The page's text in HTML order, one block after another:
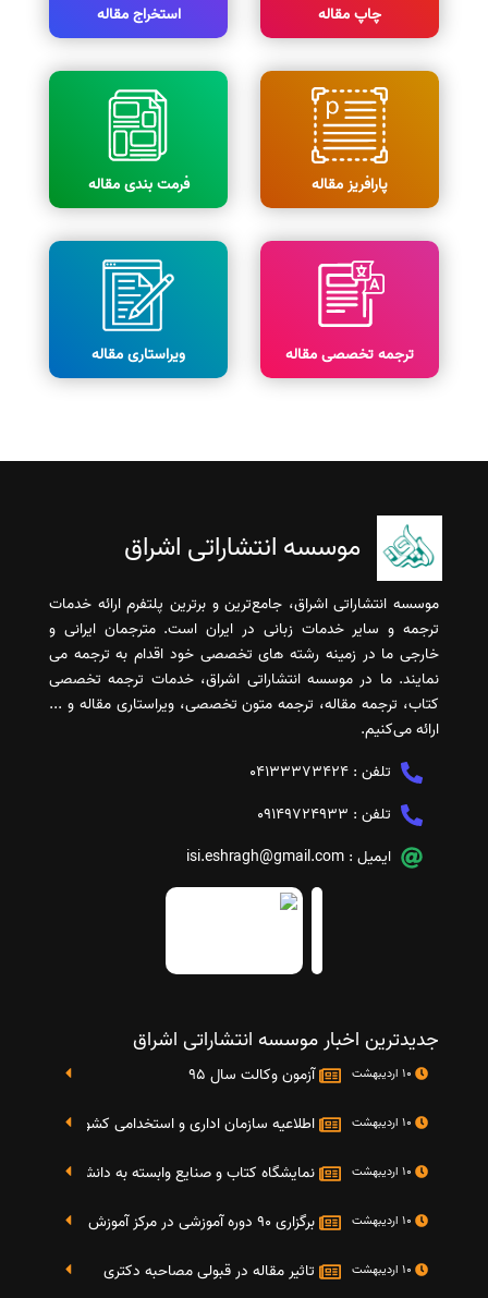
چاپ مقاله استخراج مقاله
پارافریز مقاله فرمت بندی مقاله
ترجمه تخصصی مقاله ویراستاری مقاله
موسسه انتشاراتی اشراق
موسسه انتشاراتی اشراق، جامع‌ترین و برترین پلتفرم ارائه خدمات
ترجمه و سایر خدمات زبانی در ایران است. مترجمان ایرانی و
خارجی ما در زمینه رشته های تخصصی خود اقدام به ترجمه می
نمایند. ما در موسسه انتشاراتی اشراق، خدمات ترجمه تخصصی
کتاب، ترجمه مقاله، ترجمه متون تخصصی، ویراستاری مقاله و ...
ارائه می‌کنیم.
تلفن : 04133373424
تلفن : 09149724933
ایمیل : isi.eshragh@gmail.com
جدیدترین اخبار موسسه انتشاراتی اشراق
آزمون وکالت سال 95
اطلاعیه سازمان اداری و استخدامی کشور در خصوص
نمایشگاه کتاب و صنایع وابسته به دانشگاه صنعتی شریف 4 الی 8 مهر
برگزاری 90 دوره آموزشی در مرکز آموزش فرهنگی دانشگاه علامه
تاثیر مقاله در قبولی مصاحبه دکتری